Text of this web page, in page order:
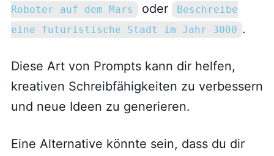
Roboter auf dem Mars
oder
Beschreibe
eine futuristische Stadt im Jahr 3000 .
Diese Art von Prompts kann dir helfen,
kreativen Schreibfähigkeiten zu verbessern
und neue Ideen zu generieren.
Eine Alternative könnte sein, dass du dir